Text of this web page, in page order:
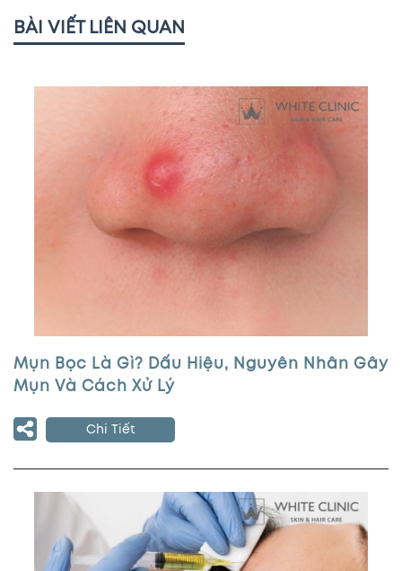
BÀI VIẾT LIÊN QUAN
Mụn Bọc Là Gì? Dấu Hiệu, Nguyên Nhân Gây
Mụn Và Cách Xử Lý
Chi Tiết